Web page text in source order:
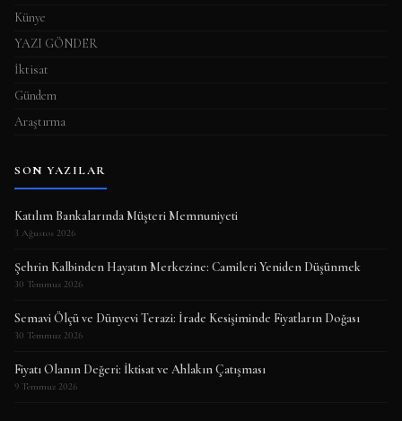
Künye
YAZI GÖNDER
İktisat
Gündem
Araştırma
SON YAZILAR
Katılım Bankalarında Müşteri Memnuniyeti
3 Ağustos 2026
Şehrin Kalbinden Hayatın Merkezine: Camileri Yeniden Düşünmek
30 Temmuz 2026
Semavi Ölçü ve Dünyevi Terazi: İrade Kesişiminde Fiyatların Doğası
30 Temmuz 2026
Fiyatı Olanın Değeri: İktisat ve Ahlakın Çatışması
9 Temmuz 2026